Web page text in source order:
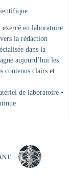
en laboratoire
la rédaction
dans la
aujourd’hui les
contenus clairs et
de laboratoire •